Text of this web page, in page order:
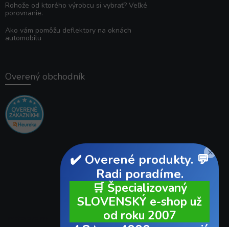
Rohože od ktorého výrobcu si vybrať? Veľké
porovnanie.
Ako vám pomôžu deflektory na oknách
automobilu
Overený obchodník
×
✔️ Overené produkty. 💬
Radi poradíme.
🛒 Špecializovaný
SLOVENSKÝ e-shop už
od roku 2007